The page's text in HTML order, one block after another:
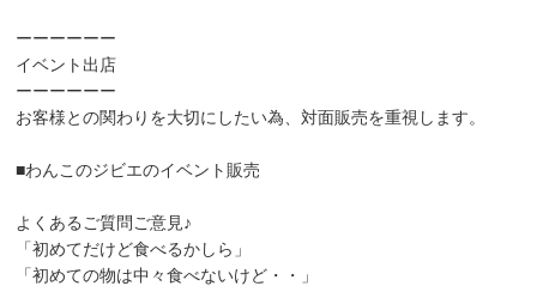
ーーーーーー
イベント出店
ーーーーーー
お客様との関わりを大切にしたい為、対面販売を重視します。
■わんこのジビエのイベント販売
よくあるご質問ご意見♪
「初めてだけど食べるかしら」
「初めての物は中々食べないけど・・」